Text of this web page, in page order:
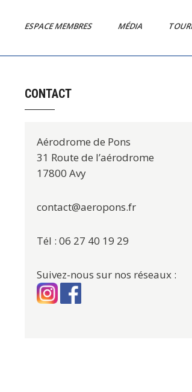
ESPACE MEMBRES MÉDIA
CONTACT
Aérodrome de Pons
31 Route de l’aérodrome
17800 Avy
contact@aeropons.fr
Tél : 06 27 40 19 29
Suivez-nous sur nos réseaux :